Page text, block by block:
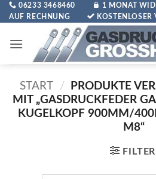
Zum
Inhalt
06233 3468460 1 MONAT
AUF RECHNUNG
KOSTENLOSER
START /
PRODUKTE
MIT „GASDRUCKFEDER
KUGELKOPF 900MM/
M8“
FILTER